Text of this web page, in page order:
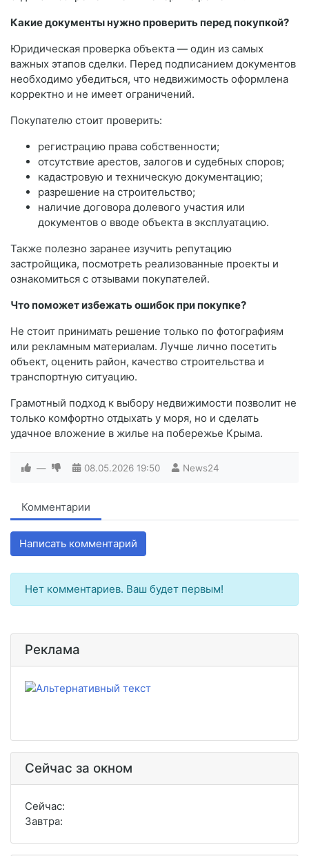
Какие документы нужно проверить перед покупкой?
Юридическая проверка объекта — один из самых
важных этапов сделки. Перед подписанием документов
необходимо убедиться, что недвижимость оформлена
корректно и не имеет ограничений.
Покупателю стоит проверить:
регистрацию права собственности;
отсутствие арестов, залогов и судебных споров;
кадастровую и техническую документацию;
разрешение на строительство;
наличие договора долевого участия или
документов о вводе объекта в эксплуатацию.
Также полезно заранее изучить репутацию
застройщика, посмотреть реализованные проекты и
ознакомиться с отзывами покупателей.
Что поможет избежать ошибок при покупке?
Не стоит принимать решение только по фотографиям
или рекламным материалам. Лучше лично посетить
объект, оценить район, качество строительства и
транспортную ситуацию.
Грамотный подход к выбору недвижимости позволит не
только комфортно отдыхать у моря, но и сделать
удачное вложение в жилье на побережье Крыма.
— 08.05.2026 19:50 News24
Комментарии
Написать комментарий
Нет комментариев. Ваш будет первым!
Реклама
Сейчас за окном
Сейчас:
Завтра: